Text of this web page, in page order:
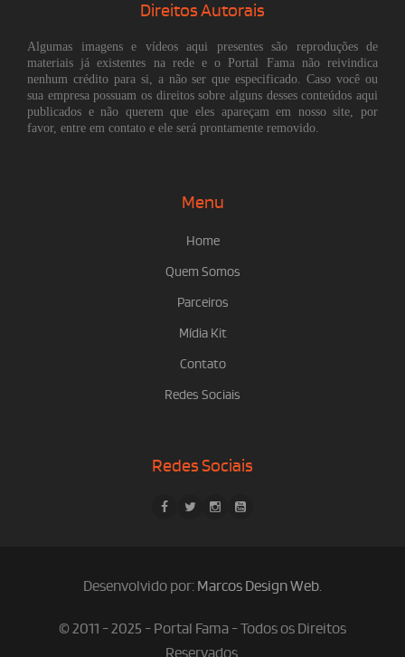
Direitos Autorais
Algumas imagens e vídeos aqui presentes são reproduções de
materiais já existentes na rede e o Portal Fama não reivindica
nenhum crédito para si, a não ser que especificado. Caso você ou
sua empresa possuam os direitos sobre alguns desses conteúdos aqui
publicados e não querem que eles apareçam em nosso site, por
favor, entre em contato e ele será prontamente removido.
Menu
Home
Quem Somos
Parceiros
Mídia Kit
Contato
Redes Sociais
Redes Sociais
Desenvolvido por: Marcos Design Web.
© 2011 - 2025 - Portal Fama - Todos os Direitos
Reservados.